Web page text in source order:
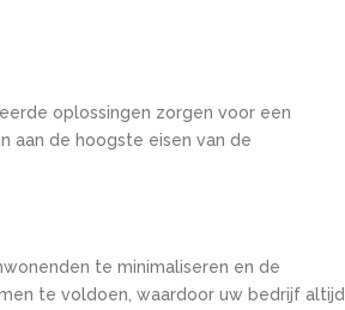
oplossingen zorgen voor een
aan de hoogste eisen van de
te minimaliseren en de
te voldoen, waardoor uw bedrijf altijd